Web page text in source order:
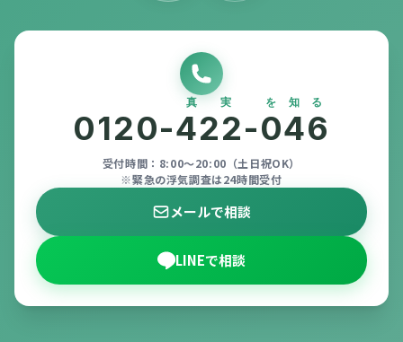
0120-422
真実
-046
を知る
受付時間：8:00〜20:00（土日祝OK）
※緊急の浮気調査は24時間受付
メールで相談
LINEで相談